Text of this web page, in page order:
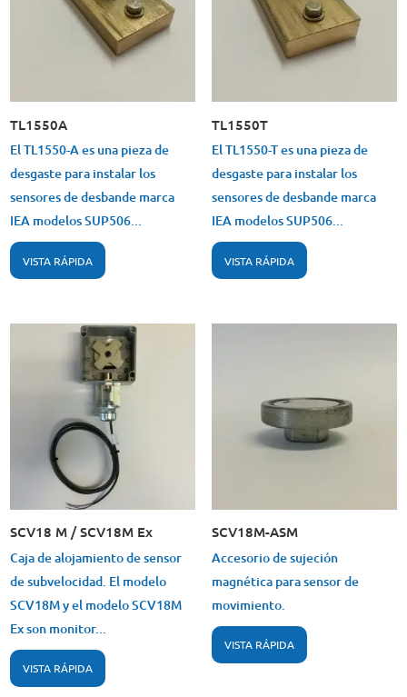
TL1550A
El TL1550-A es una pieza de
desgaste para instalar los
sensores de desbande marca
IEA modelos SUP506...
VISTA RÁPIDA
TL1550T
El TL1550-T es una pieza de
desgaste para instalar los
sensores de desbande marca
IEA modelos SUP506...
VISTA RÁPIDA
SCV18 M / SCV18M Ex
Caja de alojamiento de sensor
de subvelocidad. El modelo
SCV18M y el modelo SCV18M
Ex son monitor...
VISTA RÁPIDA
SCV18M-ASM
Accesorio de sujeción
magnética para sensor de
movimiento.
VISTA RÁPIDA